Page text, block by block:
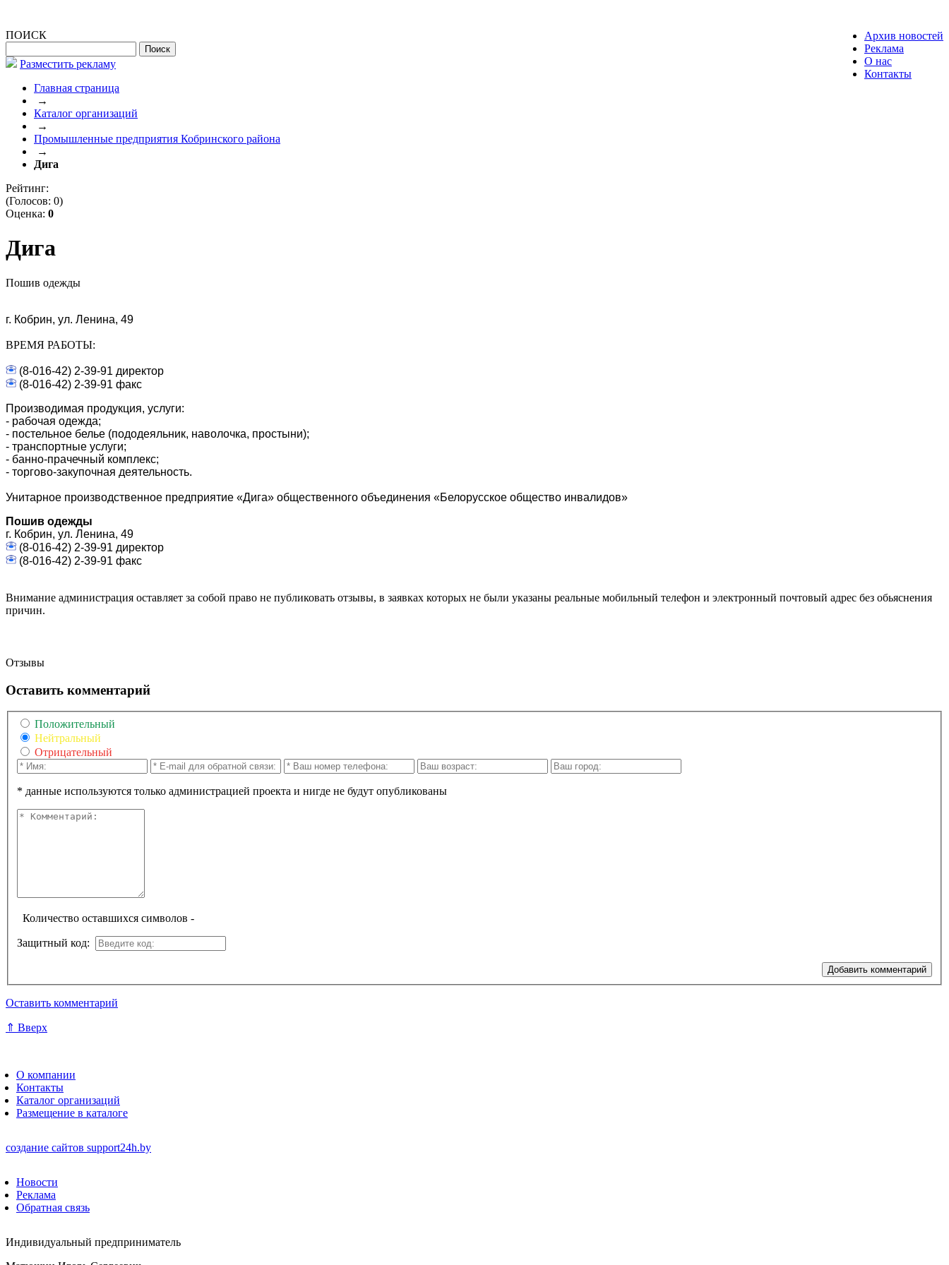
Архив новостей
Реклама
О нас
Контакты
ПОИСК
Разместить рекламу
Главная страница
→
Каталог организаций
→
Промышленные предприятия Кобринского района
→
Дига
Рейтинг:
(Голосов: 0)
Оценка: 0
Дига
Пошив одежды
г. Кобрин, ул. Ленина, 49
ВРЕМЯ РАБОТЫ:
(8-016-42) 2-39-91 директор
(8-016-42) 2-39-91 факс
Производимая продукция, услуги:
- рабочая одежда;
- постельное белье (пододеяльник, наволочка, простыни);
- транспортные услуги;
- банно-прачечный комплекс;
- торгово-закупочная деятельность.
Унитарное производственное предприятие «Дига» общественного объединения «Белорусское общество инвалидов»
Пошив одежды
г. Кобрин, ул. Ленина, 49
(8-016-42) 2-39-91 директор
(8-016-42) 2-39-91 факс
Внимание администрация оставляет за собой право не публиковать отзывы, в заявках которых не были указаны реальные мобильный телефон и электронный почтовый адрес без обьяснения
причин.
Отзывы
Оставить комментарий
Положительный
Нейтральный
Отрицательный
* данные используются только администрацией проекта и нигде не будут опубликованы
Количество оставшихся символов -
Защитный код:
Оставить комментарий
⇑ Вверх
О компании
Контакты
Каталог организаций
Размещение в каталоге
создание сайтов support24h.by
Новости
Реклама
Обратная связь
Индивидуальный предприниматель